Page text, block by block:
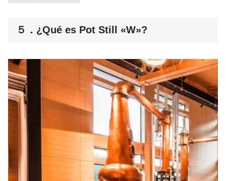
５．¿Qué es Pot Still «W»?